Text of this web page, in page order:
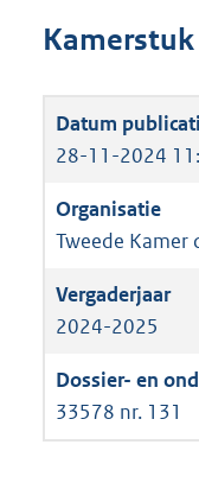
Kamerstuk
28-11-2024
Tweede Kamer
2024-2025
33578 nr. 131